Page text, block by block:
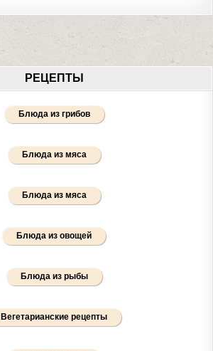
РЕЦЕПТЫ
Блюда из грибов
Блюда из мяса
Блюда из мяса
Блюда из овощей
Блюда из рыбы
Вегетарианские рецепты